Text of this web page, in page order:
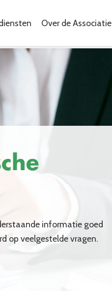
Over de Associatie
informatie goed
op veelgestelde vragen.